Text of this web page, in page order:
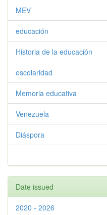
MEV
educación
Historia de la educación
escolaridad
Memoria educativa
Venezuela
Diáspora
Date issued
2020 - 2026